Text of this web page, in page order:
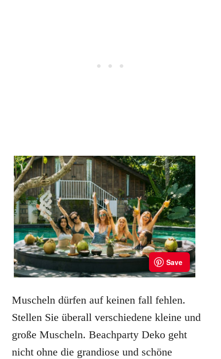
Muscheln dürfen auf keinen fall fehlen.
Stellen Sie überall verschiedene kleine und
große Muscheln. Beachparty Deko geht
nicht ohne die grandiose und schöne